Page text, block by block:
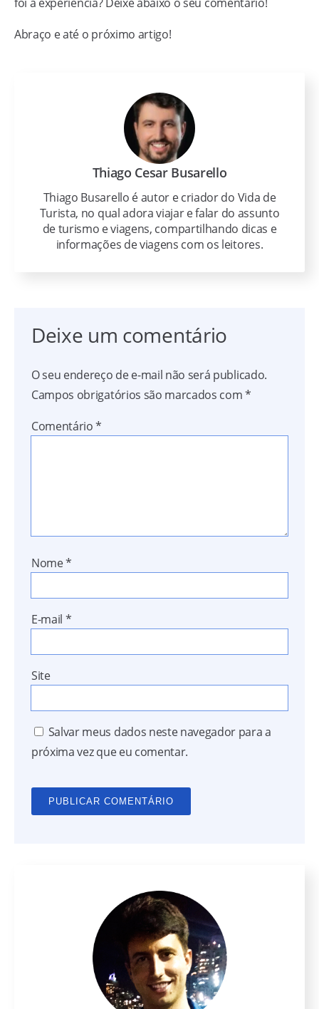
Abraço e até o próximo artigo!
Thiago Cesar Busarello
Thiago Busarello é autor e criador do Vida de
Turista, no qual adora viajar e falar do assunto
de turismo e viagens, compartilhando dicas e
informações de viagens com os leitores.
Deixe um comentário
O seu endereço de e-mail não será publicado.
Campos obrigatórios são marcados com*
Comentário*
Nome*
E-mail *
Site
Salvar meus dados neste navegador para a
próxima vez que eu comentar.